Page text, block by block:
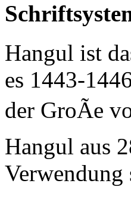
Hangul ist
es 1443-
der GroÃe
Hangul aus
Verwendung